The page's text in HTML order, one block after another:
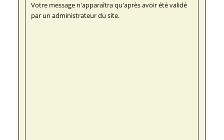
Votre message n'apparaîtra qu'après avoir été validé
par un administrateur du site.